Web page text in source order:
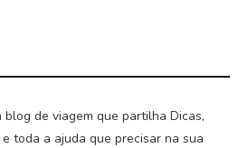
de viagem que partilha Dicas,
toda a ajuda que precisar na sua